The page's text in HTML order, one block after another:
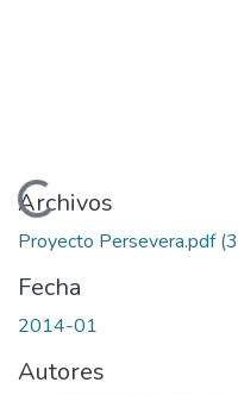
Cargando...
Archivos
Proyecto Persevera.pdf
Fecha
2014-01
Autores